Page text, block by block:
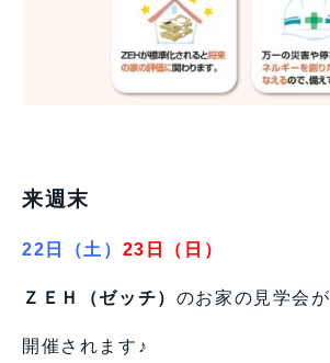
来週末
22日（土） 23日（日）
ＺＥＨ（ゼッチ） のお家の見学会が
開催されます♪